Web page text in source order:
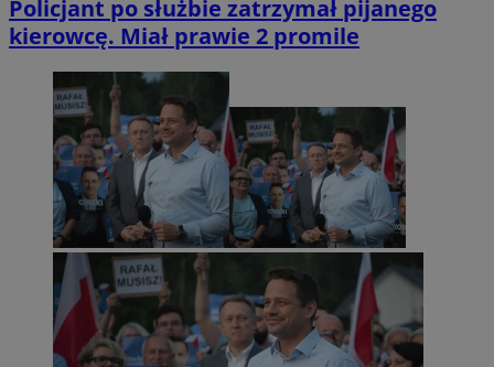
Policjant po służbie zatrzymał pijanego
kierowcę. Miał prawie 2 promile